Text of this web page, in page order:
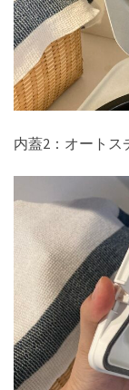
内蓋2：オートス